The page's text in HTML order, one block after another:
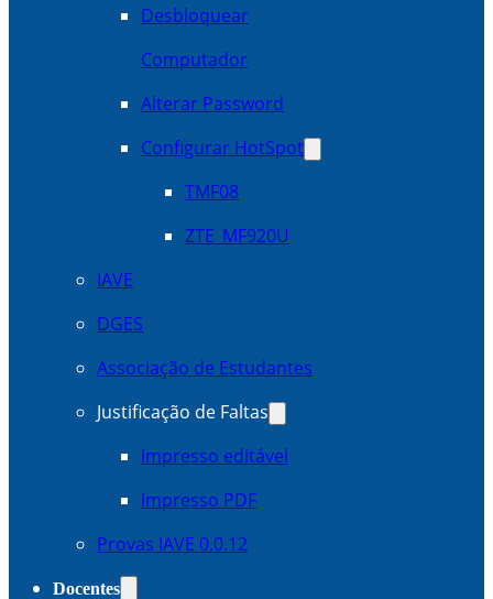
Desbloquear
Computador
Alterar Password
Configurar HotSpot
TMF08
ZTE_MF920U
IAVE
DGES
Associação de Estudantes
Justificação de Faltas
Impresso editável
Impresso PDF
Provas IAVE 0.0.12
Docentes